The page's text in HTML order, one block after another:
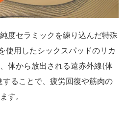
度セラミックを練り込んだ特殊
用したシックスパッドのリカ
体から放出される遠赤外線(体
ることで、疲労回復や筋肉の
す。